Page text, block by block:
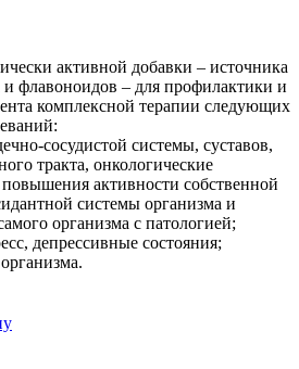
активной добавки – источника
флавоноидов – для профилактики и
комплексной терапии следующих
сосудистой системы, суставов,
тракта, онкологические
повышения активности собственной
системы организма и
организма с патологией;
депрессивные состояния;